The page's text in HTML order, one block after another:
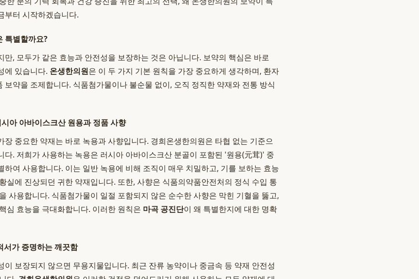
부터 시작하겠습니다.
특별할까요?
만, 모두가 같은 효능과 안전성을 보장하는 것은 아닙니다. 보약의 핵심은 바로
에 있습니다. 온생한의원은 이 두 가지 기본 원칙을 가장 중요하게 생각하며, 환자
보약을 조제합니다. 식품첨가물이나 불순물 없이, 오직 정직한 약재와 전통 방식
아 아바이스크산 원용과 정품 사향
장 중요한 약재는 바로 녹용과 사향입니다. 경희온생한의원은 타협 없는 기준으
다. 저희가 사용하는 녹용은 러시아 아바이스크산 분골이 포함된 '원용(元茸)' 중
하여 사용합니다. 이는 일반 녹용에 비해 조직이 매우 치밀하고, 기를 보하는 효능
실에 진상되던 귀한 약재입니다. 또한, 사향은 식품의약품안전처의 정식 수입 통
사용합니다. 식품첨가물이 일절 포함되지 않은 순수한 사향은 막힌 기혈을 뚫고,
심 효능을 극대화합니다. 이러한 원칙은 마곡 공진단이 왜 특별한지에 대한 명확
서가 증명하는 깨끗함
이 보장되지 않으면 무용지물입니다. 최근 잔류 농약이나 중금속 등 약재 안전성